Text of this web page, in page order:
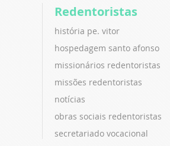
Redentoristas
história pe. vitor
hospedagem santo afonso
missionários redentoristas
missões redentoristas
notícias
obras sociais redentoristas
secretariado vocacional